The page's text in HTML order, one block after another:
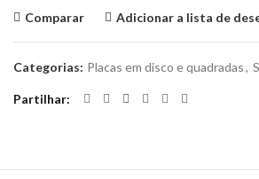
Comparar Adicionar a lista de
Categorias: Placas em disco e quadradas,
Partilhar